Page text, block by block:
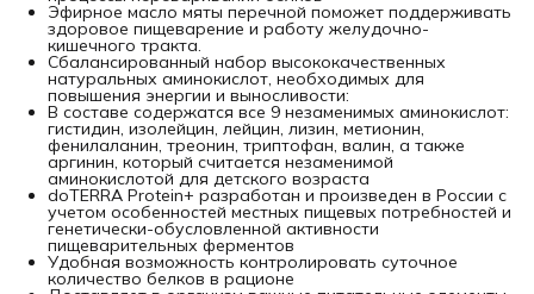
Эфирное масло мяты перечной поможет поддерживать
здоровое пищеварение и работу желудочно-
кишечного тракта.
Сбалансированный набор высококачественных
натуральных аминокислот, необходимых для
повышения энергии и выносливости:
В составе содержатся все 9 незаменимых аминокислот:
гистидин, изолейцин, лейцин, лизин, метионин,
фенилаланин, треонин, триптофан, валин, а также
аргинин, который считается незаменимой
аминокислотой для детского возраста
doTERRA Protein+ разработан и произведен в России с
учетом особенностей местных пищевых потребностей и
генетически-обусловленной активности
пищеварительных ферментов
Удобная возможность контролировать суточное
количество белков в рационе